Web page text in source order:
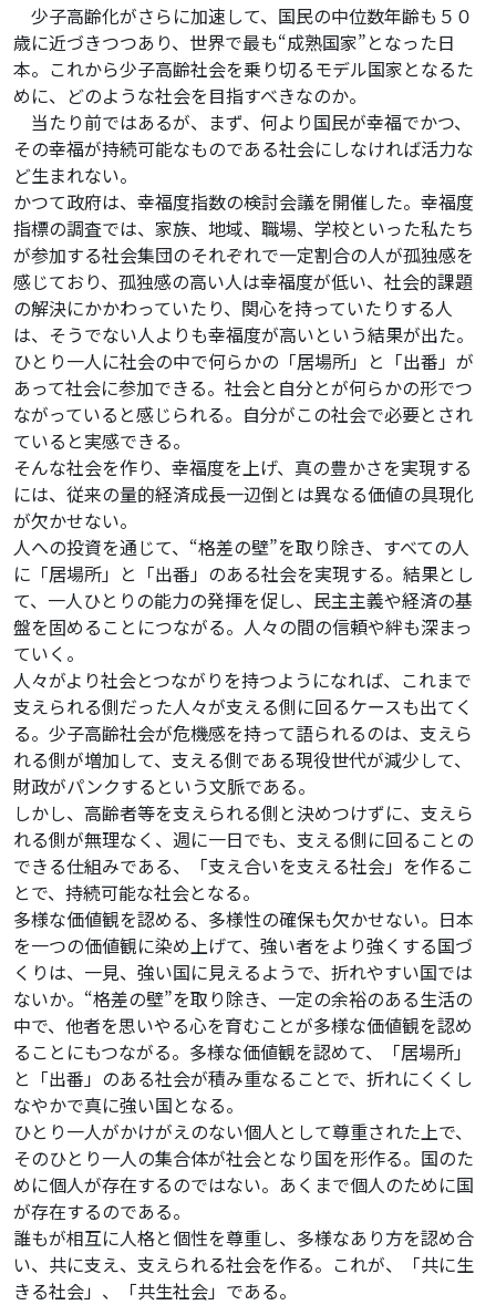
少子高齢化がさらに加速して、国民の中位数年齢も５０
歳に近づきつつあり、世界で最も“成熟国家”となった日
本。これから少子高齢社会を乗り切るモデル国家となるた
めに、どのような社会を目指すべきなのか。
当たり前ではあるが、まず、何より国民が幸福でかつ、
その幸福が持続可能なものである社会にしなければ活力な
ど生まれない。
かつて政府は、幸福度指数の検討会議を開催した。幸福度
指標の調査では、家族、地域、職場、学校といった私たち
が参加する社会集団のそれぞれで一定割合の人が孤独感を
感じており、孤独感の高い人は幸福度が低い、社会的課題
の解決にかかわっていたり、関心を持っていたりする人
は、そうでない人よりも幸福度が高いという結果が出た。
ひとり一人に社会の中で何らかの「居場所」と「出番」が
あって社会に参加できる。社会と自分とが何らかの形でつ
ながっていると感じられる。自分がこの社会で必要とされ
ていると実感できる。
そんな社会を作り、幸福度を上げ、真の豊かさを実現する
には、従来の量的経済成長一辺倒とは異なる価値の具現化
が欠かせない。
人への投資を通じて、“格差の壁”を取り除き、すべての人
に「居場所」と「出番」のある社会を実現する。結果とし
て、一人ひとりの能力の発揮を促し、民主主義や経済の基
盤を固めることにつながる。人々の間の信頼や絆も深まっ
ていく。
人々がより社会とつながりを持つようになれば、これまで
支えられる側だった人々が支える側に回るケースも出てく
る。少子高齢社会が危機感を持って語られるのは、支えら
れる側が増加して、支える側である現役世代が減少して、
財政がパンクするという文脈である。
しかし、高齢者等を支えられる側と決めつけずに、支えら
れる側が無理なく、週に一日でも、支える側に回ることの
できる仕組みである、「支え合いを支える社会」を作るこ
とで、持続可能な社会となる。
多様な価値観を認める、多様性の確保も欠かせない。日本
を一つの価値観に染め上げて、強い者をより強くする国づ
くりは、一見、強い国に見えるようで、折れやすい国では
ないか。“格差の壁”を取り除き、一定の余裕のある生活の
中で、他者を思いやる心を育むことが多様な価値観を認め
ることにもつながる。多様な価値観を認めて、「居場所」
と「出番」のある社会が積み重なることで、折れにくくし
なやかで真に強い国となる。
ひとり一人がかけがえのない個人として尊重された上で、
そのひとり一人の集合体が社会となり国を形作る。国のた
めに個人が存在するのではない。あくまで個人のために国
が存在するのである。
誰もが相互に人格と個性を尊重し、多様なあり方を認め合
い、共に支え、支えられる社会を作る。これが、「共に生
きる社会」、「共生社会」である。